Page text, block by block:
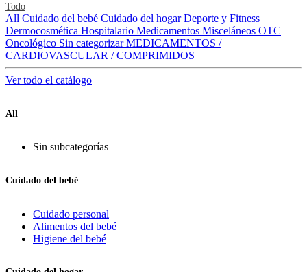
Todo
All Cuidado del bebé Cuidado del hogar Deporte y Fitness
Dermocosmética Hospitalario Medicamentos Misceláneos OTC
Oncológico Sin categorizar MEDICAMENTOS /
CARDIOVASCULAR / COMPRIMIDOS
Ver todo el catálogo
All
Sin subcategorías
Cuidado del bebé
Cuidado personal
Alimentos del bebé
Higiene del bebé